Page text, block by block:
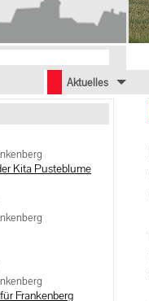
Aktuelles
Kita Pusteblume
Frankenberg